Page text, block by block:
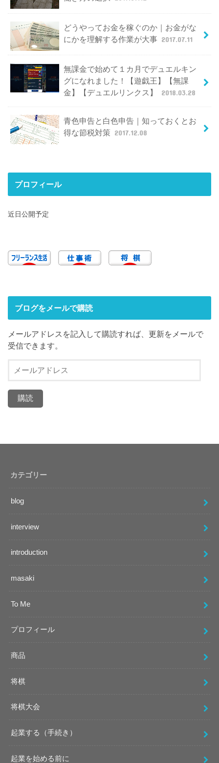
どうやってお金を稼ぐのか｜お金がな
にかを理解する作業が大事 2017.07.11
無課金で始めて１カ月でデュエルキン
グになれました！【遊戯王】【無課
金】【デュエルリンクス】
2018.03.28
青色申告と白色申告｜知っておくとお
得な節税対策 2017.12.08
プロフィール
近日公開予定
ブログをメールで購読
メールアドレスを記入して購読すれば、更新をメールで
受信できます。
ル
カテゴリー
blog
interview
introduction
masaki
To Me
プロフィール
商品
将棋
将棋大会
起業する（手続き）
起業を始める前に